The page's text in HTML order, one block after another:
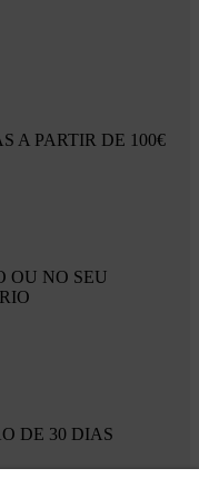
A PARTIR DE 100€
OU NO SEU
DE 30 DIAS